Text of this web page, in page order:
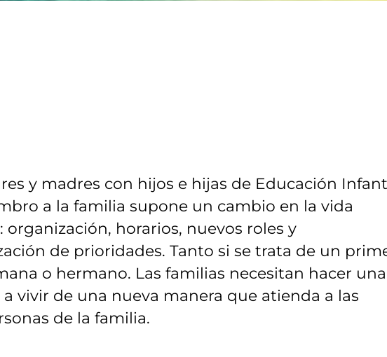
y madres con hijos e hijas de Educación
a la familia supone un cambio en la vida
horarios, nuevos roles y
de prioridades. Tanto si se trata de un
o hermano. Las familias necesitan hacer una
vivir de una nueva manera que atienda a las
de la familia.